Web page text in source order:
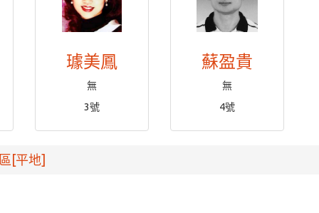
璩美鳳
無
3號
蘇盈貴
無
4號
[平地]